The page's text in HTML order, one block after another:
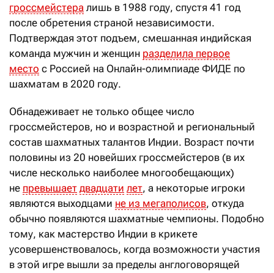
гроссмейстера лишь в 1988 году, спустя 41 год
после обретения страной независимости.
Подтверждая этот подъем, смешанная индийская
команда мужчин и женщин разделила первое
место с Россией на Онлайн-олимпиаде ФИДЕ по
шахматам в 2020 году.
Обнадеживает не только общее число
гроссмейстеров, но и возрастной и региональный
состав шахматных талантов Индии. Возраст почти
половины из 20 новейших гроссмейстеров (в их
числе несколько наиболее многообещающих)
не превышает двадцати лет, а некоторые игроки
являются выходцами не из мегаполисов, откуда
обычно появляются шахматные чемпионы. Подобно
тому, как мастерство Индии в крикете
усовершенствовалось, когда возможности участия
в этой игре вышли за пределы англоговорящей